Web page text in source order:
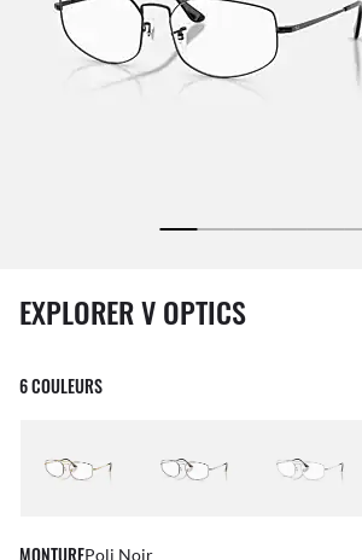
1 article a été retiré de votre liste de
EXPLORER V OPTICS
6 COULEURS
MONTUREPoli Noir